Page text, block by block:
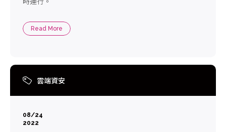
Read More
雲端資安
08/24
2022